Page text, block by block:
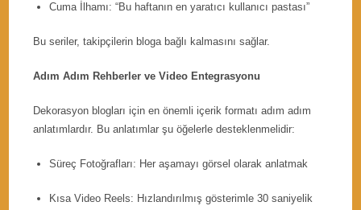
Cuma İlhamı: “Bu haftanın en yaratıcı kullanıcı pastası”
Bu seriler, takipçilerin bloga bağlı kalmasını sağlar.
Adım Adım Rehberler ve Video Entegrasyonu
Dekorasyon blogları için en önemli içerik formatı adım adım
anlatımlardır. Bu anlatımlar şu öğelerle desteklenmelidir:
Süreç Fotoğrafları: Her aşamayı görsel olarak anlatmak
Kısa Video Reels: Hızlandırılmış gösterimle 30 saniyelik